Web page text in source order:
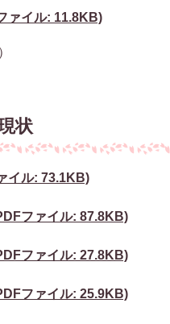
ァイル: 11.8KB)
状
イル: 73.1KB)
ファイル: 87.8KB)
ファイル: 27.8KB)
ファイル: 25.9KB)